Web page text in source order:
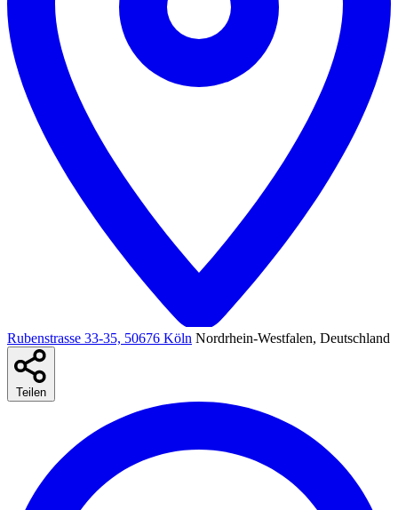
Rubenstrasse 33-35, 50676 Köln Nordrhein-Westfalen, Deutschland
Teilen